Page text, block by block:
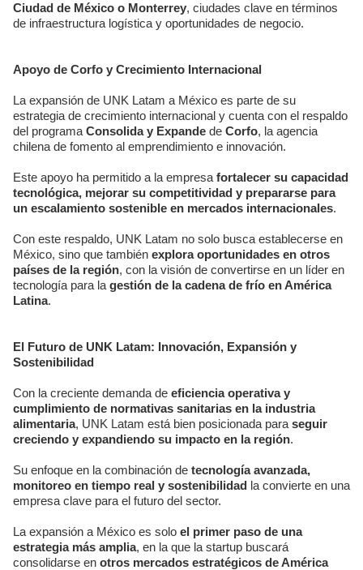
Ciudad de México o Monterrey, ciudades clave en términos
de infraestructura logística y oportunidades de negocio.
Apoyo de Corfo y Crecimiento Internacional
La expansión de UNK Latam a México es parte de su
estrategia de crecimiento internacional y cuenta con el respaldo
del programa Consolida y Expande de Corfo, la agencia
chilena de fomento al emprendimiento e innovación.
Este apoyo ha permitido a la empresa fortalecer su capacidad
tecnológica, mejorar su competitividad y prepararse para
un escalamiento sostenible en mercados internacionales.
Con este respaldo, UNK Latam no solo busca establecerse en
México, sino que también explora oportunidades en otros
países de la región, con la visión de convertirse en un líder en
tecnología para la gestión de la cadena de frío en América
Latina.
El Futuro de UNK Latam: Innovación, Expansión y
Sostenibilidad
Con la creciente demanda de eficiencia operativa y
cumplimiento de normativas sanitarias en la industria
alimentaria, UNK Latam está bien posicionada para seguir
creciendo y expandiendo su impacto en la región.
Su enfoque en la combinación de tecnología avanzada,
monitoreo en tiempo real y sostenibilidad la convierte en una
empresa clave para el futuro del sector.
La expansión a México es solo el primer paso de una
estrategia más amplia, en la que la startup buscará
consolidarse en otros mercados estratégicos de América